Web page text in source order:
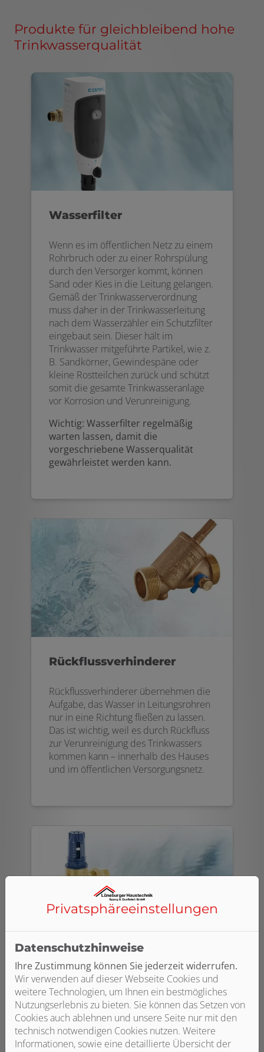
Produkte für gleichbleibend hohe
Trinkwasserqualität
Wasserfilter
Wenn es im öffentlichen Netz zu einem
Rohrbruch oder zu einer Rohrspülung
durch den Versorger kommt, können
Sand oder Kies in die Leitung gelangen.
Gemäß der Trinkwasserverordnung
muss daher in der Trinkwasserleitung
nach dem Wasserzähler ein Schutzfilter
eingebaut sein. Dieser hält im
Trinkwasser mitgeführte Partikel, wie z.
B. Sandkörner, Gewindespäne oder
kleine Rostteilchen zurück und schützt
somit die gesamte Trinkwasseranlage
vor Korrosion und Verunreinigung.
Wichtig: Wasserfilter regelmäßig
warten lassen, damit die
vorgeschriebene Wasserqualität
gewährleistet werden kann.
Rückflussverhinderer
Rückflussverhinderer übernehmen die
Aufgabe, das Wasser in Leitungsrohren
nur in eine Richtung fließen zu lassen.
Das ist wichtig, weil es durch Rückfluss
zur Verunreinigung des Trinkwassers
kommen kann – innerhalb des Hauses
und im öffentlichen Versorgungsnetz.
Druckminderer
Durch Druckminderer lässt sich der
Trinkwasserdruck im Haus trotz
unterschiedlicher Drücke auf der
Eingangsseite auf ein gleichmäßiges
Privatsphäre­einstellungen
Datenschutzhinweise
Ihre Zustimmung können Sie jederzeit widerrufen.
Wir verwenden auf dieser Webseite Cookies und
weitere Technologien, um Ihnen ein bestmögliches
Nutzungserlebnis zu bieten. Sie können das Setzen von
Cookies auch ablehnen und unsere Seite nur mit den
technisch notwendigen Cookies nutzen. Weitere
Informationen, sowie eine detaillierte Übersicht der